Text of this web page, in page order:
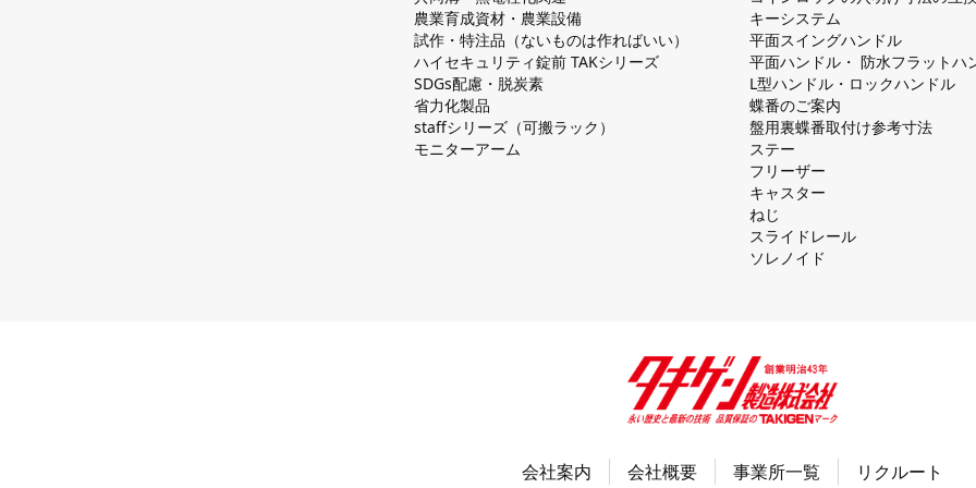
農業育成資材・農業設備
試作・特注品（ないものは作ればいい）
ハイセキュリティ錠前 TAKシリーズ
SDGs配慮・脱炭素
省力化製品
staffシリーズ（可搬ラック）
モニターアーム
キーシステム
平⾯スイングハンドル
平⾯ハンドル・ 防⽔フラットハ
L型ハンドル・ロックハンドル
蝶番のご案内
盤⽤裏蝶番取付け参考⼨法
ステー
フリーザー
キャスター
ねじ
スライドレール
ソレノイド
会社案内 会社概要 事業所一覧 リクルート